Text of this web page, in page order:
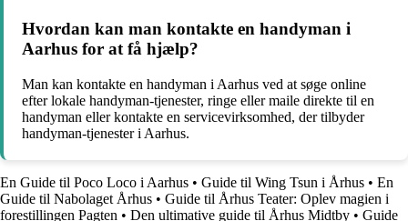
Hvordan kan man kontakte en handyman i
Aarhus for at få hjælp?
Man kan kontakte en handyman i Aarhus ved at søge online
efter lokale handyman-tjenester, ringe eller maile direkte til en
handyman eller kontakte en servicevirksomhed, der tilbyder
handyman-tjenester i Aarhus.
En Guide til Poco Loco i Aarhus • Guide til Wing Tsun i Århus • En
Guide til Nabolaget Århus • Guide til Århus Teater: Oplev magien i
forestillingen Pagten • Den ultimative guide til Århus Midtby • Guide